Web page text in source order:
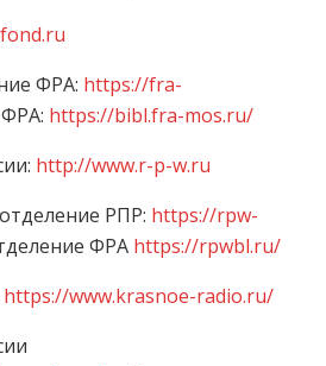
ФРА: https://fra-
https://bibl.fra-mos.ru/
http://www.r-p-w.ru
РПР: https://rpw-
ФРА https://rpwbl.ru/
https://www.krasnoe-radio.ru/